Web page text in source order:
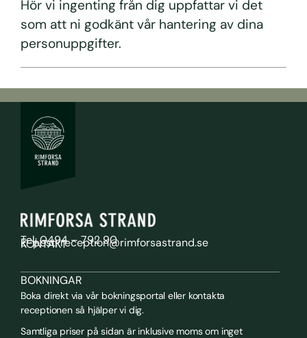
Hör vi ingenting från dig uppfattar vi det
som att ni godkänt vår hantering av dina
personuppgifter.
KONTAKT
Tel: 0494 – 792 90
E-post: reception@rimforsastrand.se
BOKNINGAR
Boka direkt via vår bokningsportal eller kontakta
receptionen så hjälper vi dig.
Samtliga priser på sidan är inklusive moms om inget